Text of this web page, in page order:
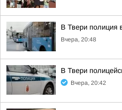
В Твери полиция
Вчера, 20:48
В Твери
Вчера, 20:42